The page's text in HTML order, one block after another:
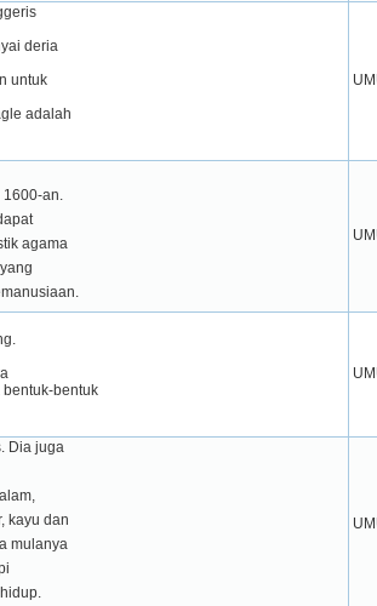
deria
untuk
adalah
an.
agama
bentuk
Dia juga
kayu dan
mulanya